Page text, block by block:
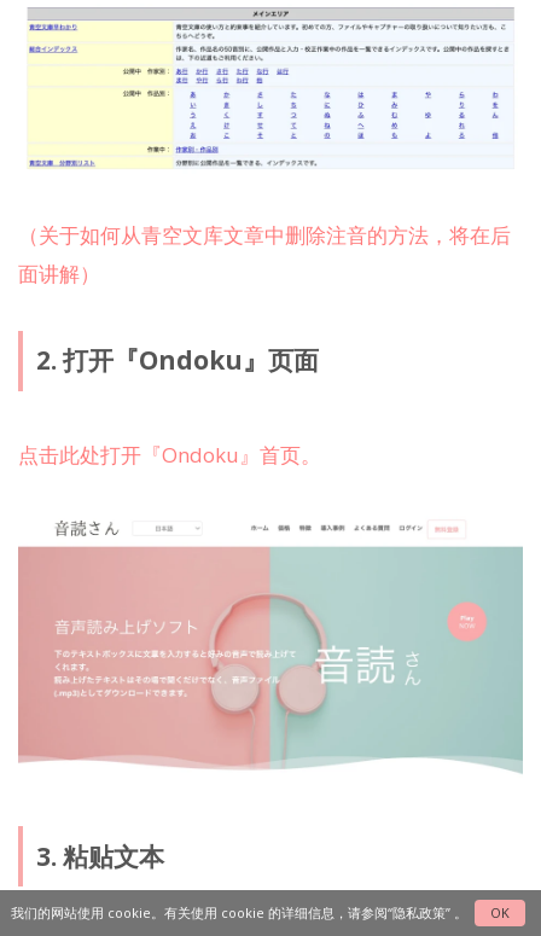
（关于如何从青空文库文章中删除注音的方法，将在后
面讲解）
2. 打开『Ondoku』页面
点击此处打开『Ondoku』首页。
3. 粘贴文本
我们的网站使用 cookie。有关使用 cookie 的详细信息，请参阅“隐私政策”。 OK